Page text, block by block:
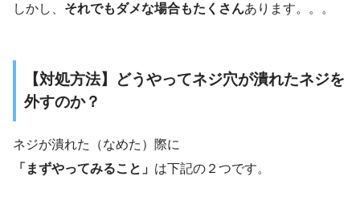
しかし、 それでもダメな場合もたくさんあります。。。
【対処方法】どうやってネジ穴が潰れたネジを
外すのか？
ネジが潰れた（なめた）際に
「まずやってみること」 は下記の２つです。